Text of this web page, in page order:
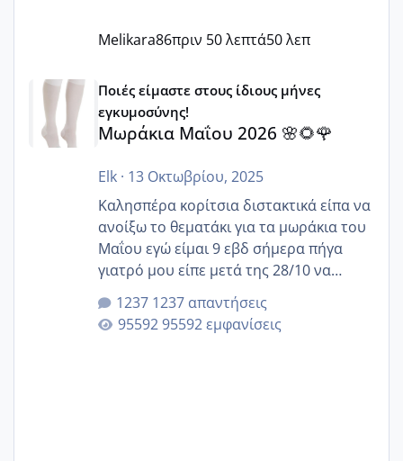
Melikara86πριν 50 λεπτά50 λεπ
Μωράκια Μαΐου 2026 🌸🌻🌹
Ποιές είμαστε στους ίδιους μήνες
εγκυμοσύνης!
Μωράκια Μαΐου 2026 🌸🌻🌹
Elk· 13 Οκτωβρίου, 2025
Καλησπέρα κορίτσια διστακτικά είπα να
ανοίξω το θεματάκι για τα μωράκια του
Μαΐου εγώ είμαι 9 εβδ σήμερα πήγα
γιατρό μου είπε μετά της 28/10 να
κλείσω ραντεβού για την αυχενική είναι
καμιά άλλη κοπέλα να γεννάει Μάιο ;;
1237 απαντήσεις
95592 εμφανίσεις